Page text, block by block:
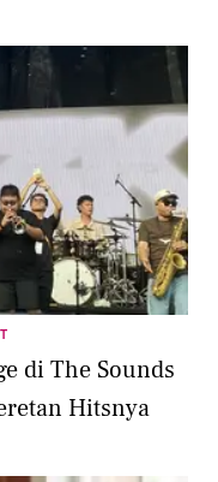
di The Sounds
Hitsnya